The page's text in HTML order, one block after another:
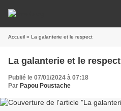
Accueil » La galanterie et le respect
La galanterie et le respect
Publié le 07/01/2024 à 07:18
Par Papou Poustache